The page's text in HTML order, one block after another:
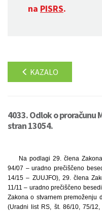
na PISRS.
KAZALO
4033. Odlok o proračunu
stran 13054.
Na podlagi 29. člena
94/07 – uradno prečiščeno
14/15 – ZUUJFO), 29. člena
11/11 – uradno prečiščeno
Zakona o stvarnem premoženju
(Uradni list RS, št. 86/10, 75/